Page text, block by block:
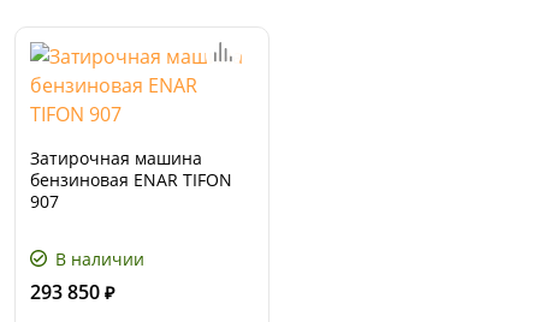
Затирочная машина
бензиновая ENAR TIFON
907
В наличии
293 850 ₽